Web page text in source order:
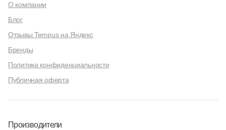
О компании
Блог
Отзывы Tempus на Яндекс
Бренды
Политика конфиденциальности
Публичная оферта
Производители